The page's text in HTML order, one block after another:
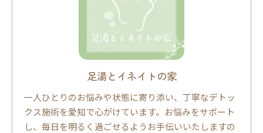
足湯とイネイトの家
一人ひとりのお悩みや状態に寄り添い、丁寧なデトッ
クス施術を愛知で心がけています。お悩みをサポート
し、毎日を明るく過ごせるようお手伝いいたしますの